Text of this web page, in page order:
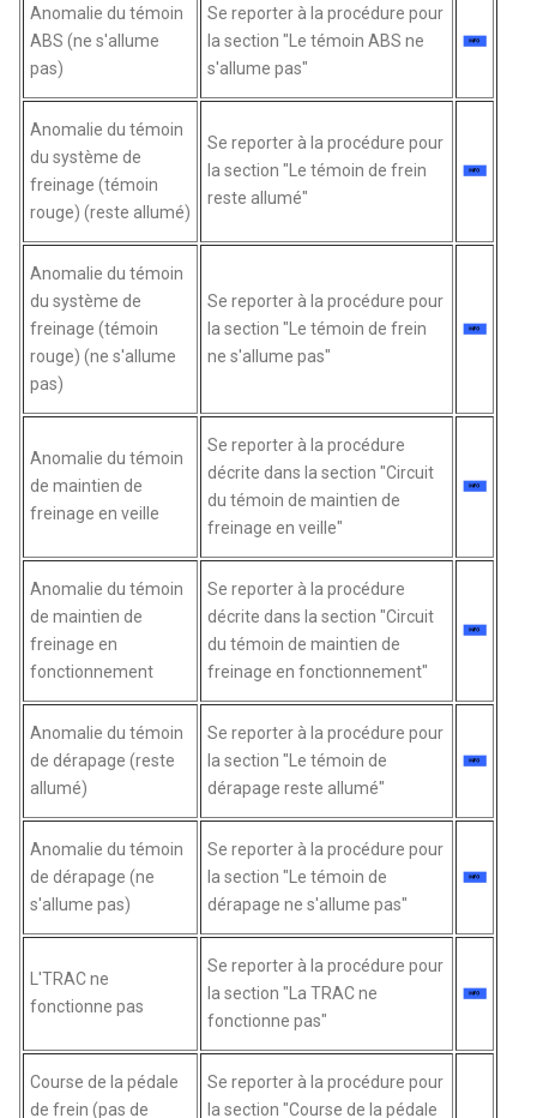
Anomalie du témoin
ABS (ne s'allume
pas)
Se reporter à la procédure pour
la section "Le témoin ABS ne
s'allume pas"
Anomalie du témoin
du système de
freinage (témoin
rouge) (reste allumé)
Se reporter à la procédure pour
la section "Le témoin de frein
reste allumé"
Anomalie du témoin
du système de
freinage (témoin
rouge) (ne s'allume
pas)
Se reporter à la procédure pour
la section "Le témoin de frein
ne s'allume pas"
Anomalie du témoin
de maintien de
freinage en veille
Se reporter à la procédure
décrite dans la section "Circuit
du témoin de maintien de
freinage en veille"
Anomalie du témoin
de maintien de
freinage en
fonctionnement
Se reporter à la procédure
décrite dans la section "Circuit
du témoin de maintien de
freinage en fonctionnement"
Anomalie du témoin
de dérapage (reste
allumé)
Se reporter à la procédure pour
la section "Le témoin de
dérapage reste allumé"
Anomalie du témoin
de dérapage (ne
s'allume pas)
Se reporter à la procédure pour
la section "Le témoin de
dérapage ne s'allume pas"
L'TRAC ne
fonctionne pas
Se reporter à la procédure pour
la section "La TRAC ne
fonctionne pas"
Course de la pédale
de frein (pas de
Se reporter à la procédure pour
la section "Course de la pédale